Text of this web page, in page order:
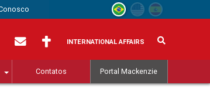
INTERNATIONAL AFFAIRS
Contatos Portal Mackenzie